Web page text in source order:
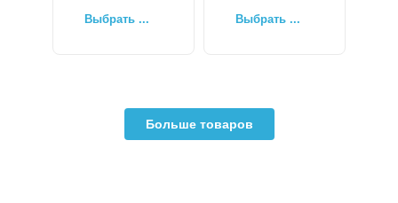
Выбрать ... Выбрать ...
Больше товаров